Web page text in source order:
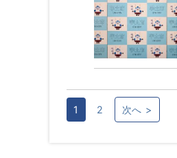
1 2 次へ >